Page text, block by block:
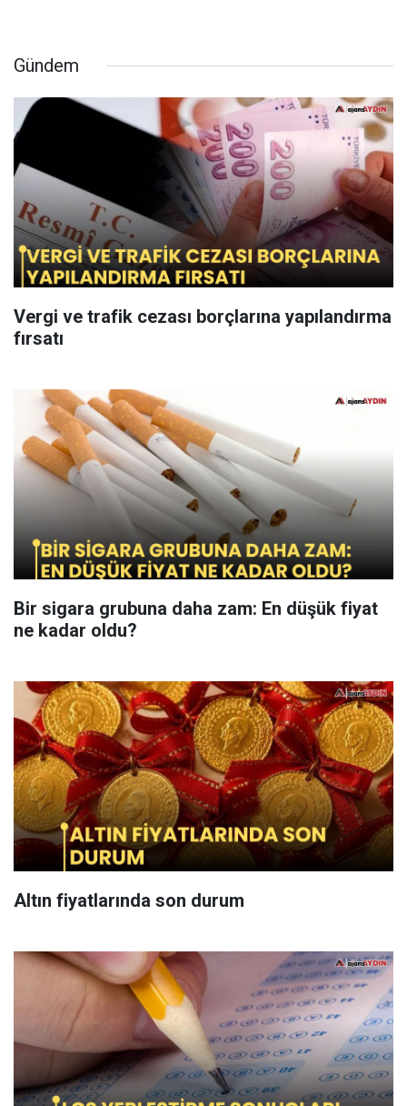
Gündem
Vergi ve trafik cezası borçlarına yapılandırma
fırsatı
Bir sigara grubuna daha zam: En düşük fiyat
ne kadar oldu?
Altın fiyatlarında son durum